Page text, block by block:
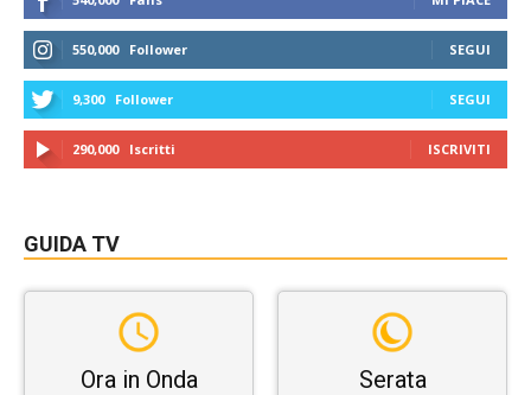
550,000 Follower SEGUI
9,300 Follower SEGUI
290,000 Iscritti ISCRIVITI
GUIDA TV
Ora in Onda Serata